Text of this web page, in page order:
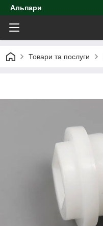
Альпари
Товари та послуги